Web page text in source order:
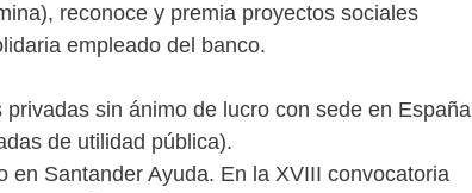
reconoce y premia proyectos sociales
empleado del banco.
privadas sin ánimo de lucro con sede en España
de utilidad pública).
en Santander Ayuda. En la XVIII convocatoria